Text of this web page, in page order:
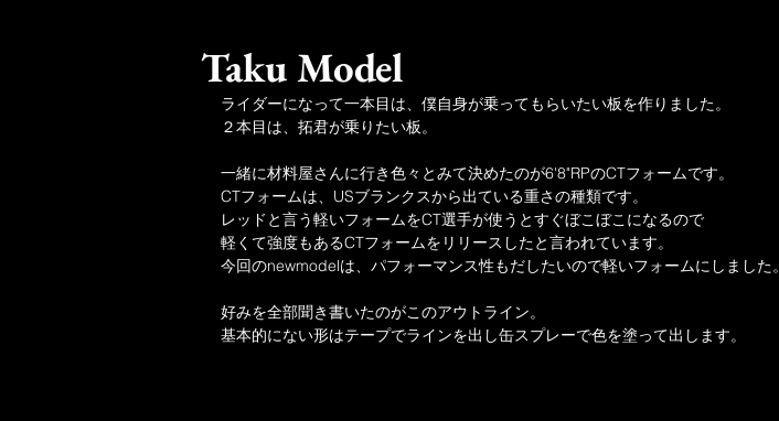
Taku Model
ライダーになって一本目は、僕自身が乗ってもらいたい板を作りました。
２本目は、拓君が乗りたい板。
一緒に材料屋さんに行き色々とみて決めたのが6'8"RPのCTフォームです。
CTフォームは、USブランクスから出ている重さの種類です。
レッドと言う軽いフォームをCT選手が使うとすぐぼこぼこになるので
軽くて強度もあるCTフォームをリリースしたと言われています。
今回のnewmodelは、パフォーマンス性もだしたいので軽いフォームにしました。
好みを全部聞き書いたのがこのアウトライン。
基本的にない形はテープでラインを出し缶スプレーで色を塗って出します。